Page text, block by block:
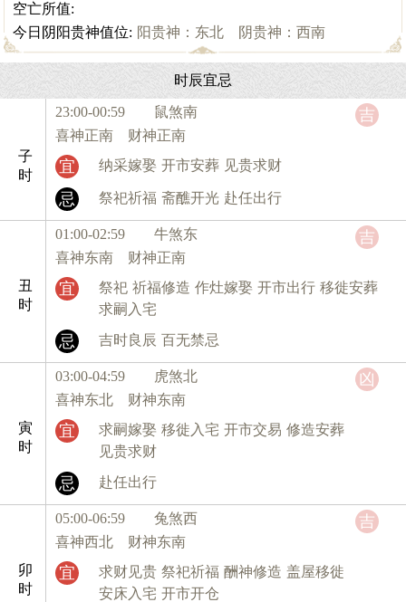
空亡所值:
今日阴阳贵神值位: 阳贵神：东北 阴贵神：西南
时辰宜忌
子
时
23:00-00:59 鼠煞南
喜神正南 财神正南
宜 纳采嫁娶 开市安葬 见贵求财
忌 祭祀祈福 斋醮开光 赴任出行
吉
丑
时
01:00-02:59 牛煞东
喜神东南 财神正南
宜 祭祀 祈福修造 作灶嫁娶 开市出行 移徙安葬
求嗣入宅
忌 吉时良辰 百无禁忌
吉
寅
时
03:00-04:59 虎煞北
喜神东北 财神东南
宜 求嗣嫁娶 移徙入宅 开市交易 修造安葬
见贵求财
忌 赴任出行
凶
卯
时
05:00-06:59 兔煞西
喜神西北 财神东南
宜 求财见贵 祭祀祈福 酬神修造 盖屋移徙
安床入宅 开市开仓
吉